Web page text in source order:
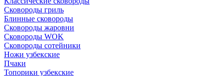
Сковороды гриль
Блинные сковороды
Сковороды жаровни
Сковороды WOK
Сковороды сотейники
Ножи узбекские
Пчаки
Топорики узбекские